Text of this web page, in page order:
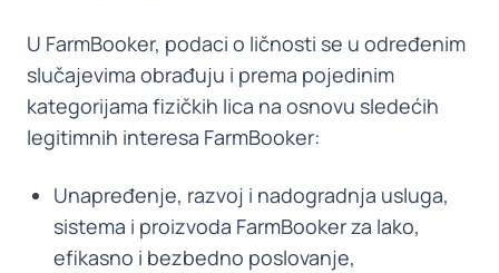
U FarmBooker, podaci o ličnosti se u određenim
slučajevima obrađuju i prema pojedinim
kategorijama fizičkih lica na osnovu sledećih
legitimnih interesa FarmBooker:
Unapređenje, razvoj i nadogradnja usluga,
sistema i proizvoda FarmBooker za lako,
efikasno i bezbedno poslovanje,